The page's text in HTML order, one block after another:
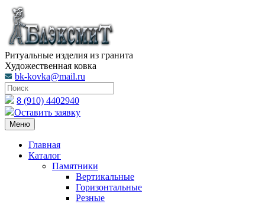
Ритуальные изделия из гранита
Художественная ковка
bk-kovka@mail.ru
8 (910) 4402940
Оставить заявку
Меню
Главная
Каталог
Памятники
Вертикальные
Горизонтальные
Резные